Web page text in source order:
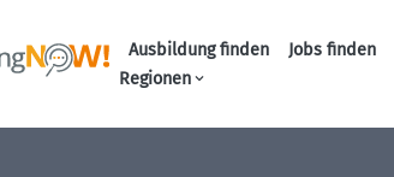
Ausbildung finden Jobs finden
Regionen